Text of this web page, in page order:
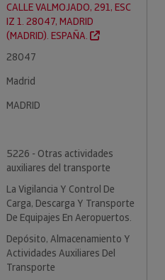
CALLE VALMOJADO, 291, ESC
IZ 1. 28047, MADRID
(MADRID). ESPAÑA.
28047
Madrid
MADRID
5226 - Otras actividades
auxiliares del transporte
La Vigilancia Y Control De
Carga, Descarga Y Transporte
De Equipajes En Aeropuertos.
Depósito, Almacenamiento Y
Actividades Auxiliares Del
Transporte